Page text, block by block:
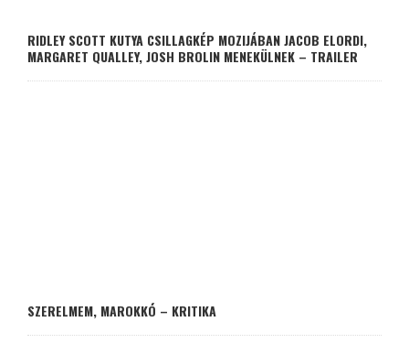
RIDLEY SCOTT KUTYA CSILLAGKÉP MOZIJÁBAN JACOB ELORDI,
MARGARET QUALLEY, JOSH BROLIN MENEKÜLNEK – TRAILER
SZERELMEM, MAROKKÓ – KRITIKA